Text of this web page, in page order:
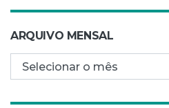
ARQUIVO MENSAL
Arquivo mensal